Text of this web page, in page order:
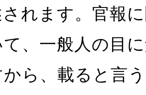
れます。官報
て、一般人の目
から、載ると言